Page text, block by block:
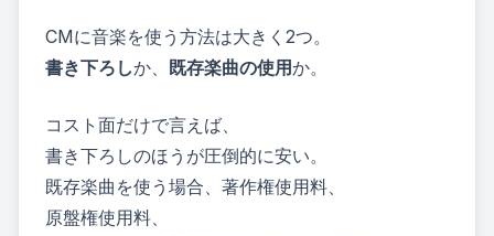
CMに音楽を使う方法は大きく2つ。
書き下ろしか、 既存楽曲の使用か。
コスト面だけで言えば、
書き下ろしのほうが圧倒的に安い。
既存楽曲を使う場合、著作権使用料、
原盤権使用料、